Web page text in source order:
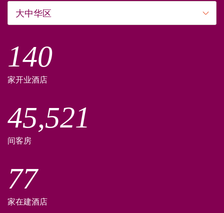
大中华区
140
家开业酒店
45,521
间客房
77
家在建酒店